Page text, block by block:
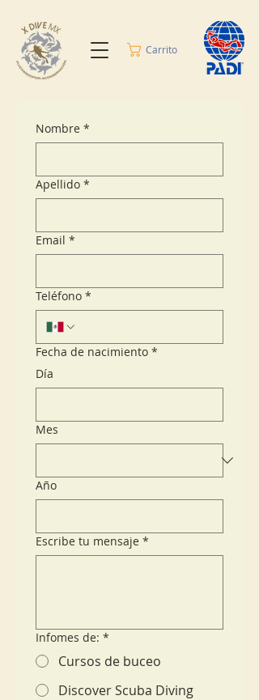
Carrito
Nombre *
Apellido *
Email *
Teléfono *
Fecha de nacimiento *
Día
Mes
Año
Escribe tu mensaje *
Infomes de: *
Cursos de buceo
Discover Scuba Diving